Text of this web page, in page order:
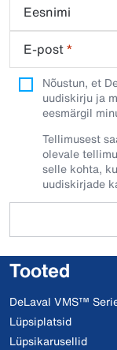
Eesnimi
E-post*
Nõustun, et
uudiskirju ja
eesmärgil
Tellimusest
olevale
selle kohta,
uudiskirjade
Tooted
DeLaval VMS™
Lüpsiplatsid
Lüpsikarusellid